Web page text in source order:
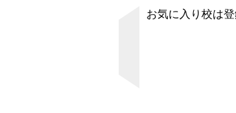
お気に入り校は